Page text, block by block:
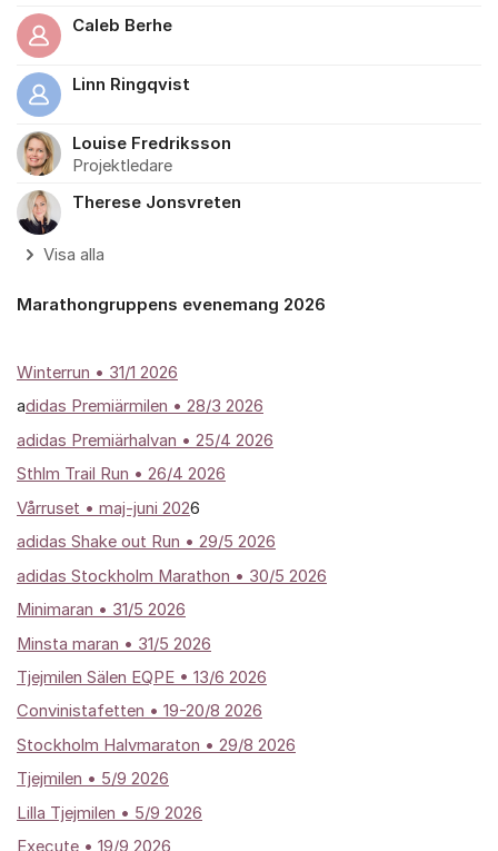
Caleb Berhe
Linn Ringqvist
Louise Fredriksson
Projektledare
Therese Jonsvreten
Visa alla
Marathongruppens evenemang 2026
Winterrun • 31/1 2026
adidas Premiärmilen • 28/3 2026
adidas Premiärhalvan • 25/4 2026
Sthlm Trail Run • 26/4 2026
Vårruset • maj-juni 2026
adidas Shake out Run • 29/5 2026
adidas Stockholm Marathon • 30/5 2026
Minimaran • 31/5 2026
Minsta maran • 31/5 2026
Tjejmilen Sälen EQPE • 13/6 2026
Convinistafetten • 19-20/8 2026
Stockholm Halvmaraton • 29/8 2026
Tjejmilen • 5/9 2026
Lilla Tjejmilen • 5/9 2026
Execute • 19/9 2026